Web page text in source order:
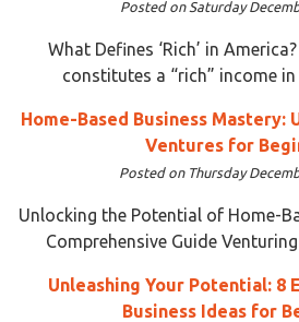
Posted on Saturday
What Defines ‘Rich’ in
constitutes a “rich” income in
Home-Based Business Mastery:
Ventures for
Posted on Thursday
Unlocking the Potential of Home-
Comprehensive Guide
Unleashing Your Potential: 8
Business Ideas for